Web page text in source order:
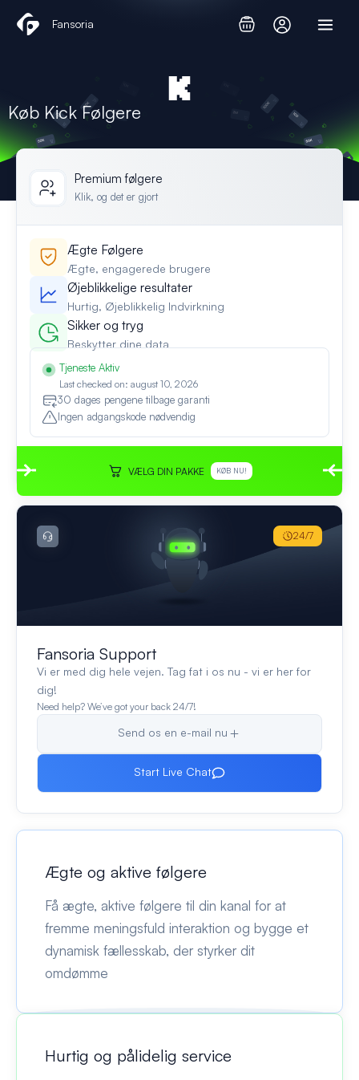
Fansoria
Køb Kick Følgere
Premium følgere
Klik, og det er gjort
Ægte Følgere
Ægte, engagerede brugere
Øjeblikkelige resultater
Hurtig, Øjeblikkelig Indvirkning
Sikker og tryg
Beskytter dine data
Tjeneste Aktiv
Last checked on: august 10, 2026
30 dages pengene tilbage garanti
Ingen adgangskode nødvendig
VÆLG DIN PAKKE KØB NU!
Fansoria Support
Vi er med dig hele vejen. Tag fat i os nu - vi er her for
dig!
Need help? We’ve got your back 24/7!
Send os en e-mail nu
Start Live Chat
24/7
Ægte og aktive følgere
Få ægte, aktive følgere til din kanal for at
fremme meningsfuld interaktion og bygge et
dynamisk fællesskab, der styrker dit
omdømme
Hurtig og pålidelig service